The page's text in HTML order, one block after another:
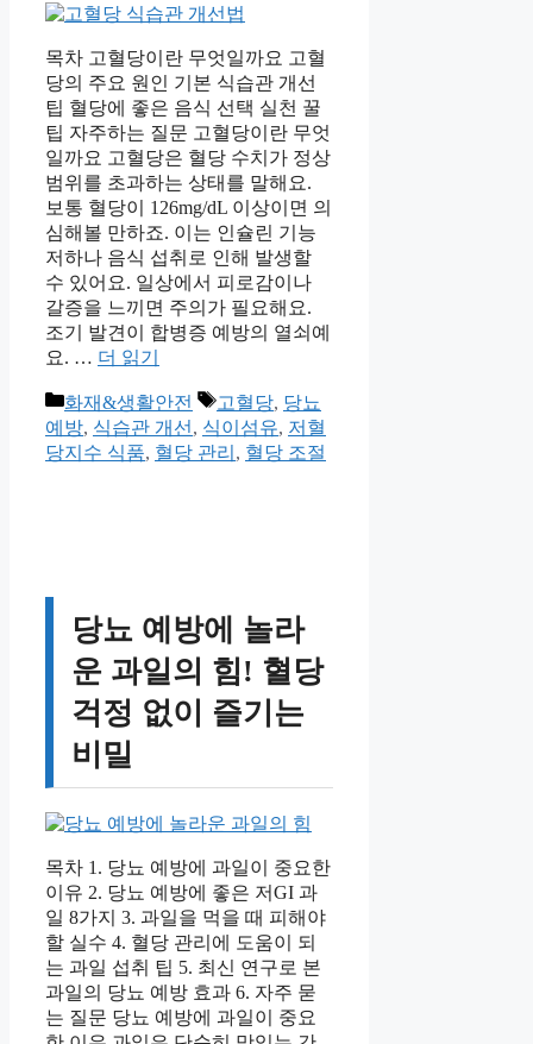
목차 고혈당이란 무엇일까요 고혈
당의 주요 원인 기본 식습관 개선
팁 혈당에 좋은 음식 선택 실천 꿀
팁 자주하는 질문 고혈당이란 무엇
일까요 고혈당은 혈당 수치가 정상
범위를 초과하는 상태를 말해요.
보통 혈당이 126mg/dL 이상이면 의
심해볼 만하죠. 이는 인슐린 기능
저하나 음식 섭취로 인해 발생할
수 있어요. 일상에서 피로감이나
갈증을 느끼면 주의가 필요해요.
조기 발견이 합병증 예방의 열쇠예
요. … 더 읽기
카
테
고
화재&생활안전
태
그
고혈당, 당뇨
예방, 식습관 개선 , 식이섬유, 저혈
당지수 식품, 혈당 관리 , 혈당 조절
당뇨 예방에 놀라
운 과일의 힘! 혈당
걱정 없이 즐기는
비밀
목차 1. 당뇨 예방에 과일이 중요한
이유 2. 당뇨 예방에 좋은 저GI 과
일 8가지 3. 과일을 먹을 때 피해야
할 실수 4. 혈당 관리에 도움이 되
는 과일 섭취 팁 5. 최신 연구로 본
과일의 당뇨 예방 효과 6. 자주 묻
는 질문 당뇨 예방에 과일이 중요